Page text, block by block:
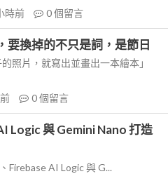
時前 0個留言
要換掉的不只是詞，是節日
照片，就寫出並畫出一本繪本」
0個留言
Logic 與 Gemini Nano 打造
Firebase AI Logic 與 G...